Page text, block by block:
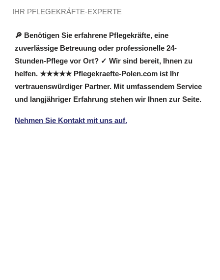
IHR PFLEGEKRÄFTE-EXPERTE
🔎 Benötigen Sie erfahrene Pflegekräfte, eine
zuverlässige Betreuung oder professionelle 24-
Stunden-Pflege vor Ort? ✓ Wir sind bereit, Ihnen zu
helfen. ★★★★★ Pflegekraefte-Polen.com ist Ihr
vertrauenswürdiger Partner. Mit umfassendem Service
und langjähriger Erfahrung stehen wir Ihnen zur Seite.
Nehmen Sie Kontakt mit uns auf.